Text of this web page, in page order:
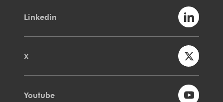
Linkedin
X
Youtube